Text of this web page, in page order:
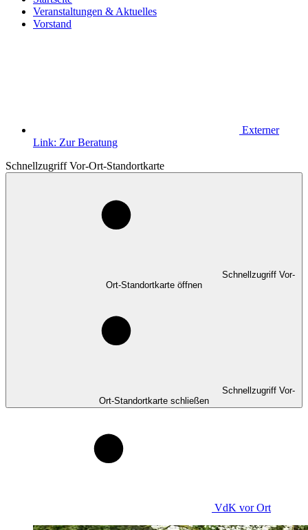
Veranstaltungen & Aktuelles
Vorstand
Externer
Link: Zur Beratung
Schnellzugriff Vor-Ort-Standortkarte
Schnellzugriff Vor-
Ort-Standortkarte öffnen
Schnellzugriff Vor-
Ort-Standortkarte schließen
VdK vor Ort